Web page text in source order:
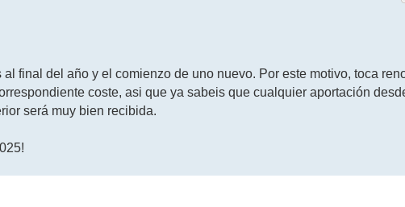
final del año y el comienzo de uno nuevo. Por este motivo, toca
coste, asi que ya sabeis que cualquier aportación
será muy bien recibida.